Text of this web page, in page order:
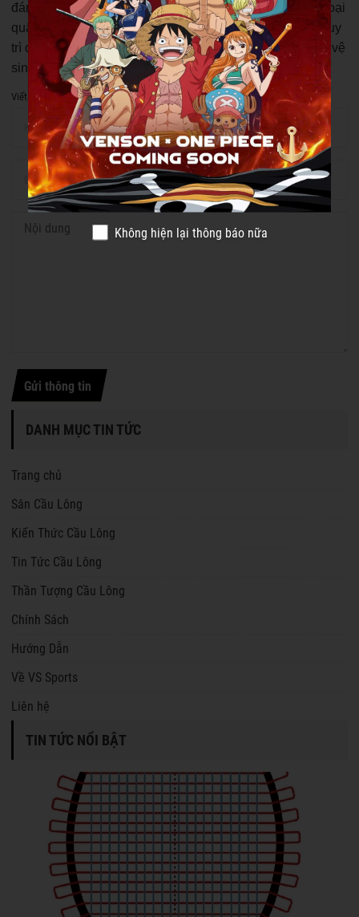
đánh cầu. Việc thực hiện đúng kỹ thuật quấn, lựa chọn loại
quấn phù hợp và thay mới định kỳ sẽ giúp người chơi duy
trì độ bám tay ổn định, kiểm soát vợt tốt hơn và đảm bảo vệ
sinh trong suốt quá trình sử dụng.
Viết bình luận của bạn
Gửi thông tin
DANH MỤC TIN TỨC
Trang chủ
Sân Cầu Lông
Kiến Thức Cầu Lông
Tin Tức Cầu Lông
Thần Tượng Cầu Lông
Chính Sách
Hướng Dẫn
Về VS Sports
Liên hệ
TIN TỨC NỔI BẬT
Không hiện lại thông báo nữa